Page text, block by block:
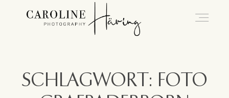
SCHLAGWORT: FOTO